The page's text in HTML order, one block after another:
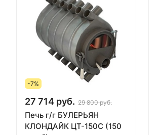
-7%
27 714 руб. 29 800 руб.
Печь г/г БУЛЕРЬЯН
КЛОНДАЙК ЦТ-150С (150